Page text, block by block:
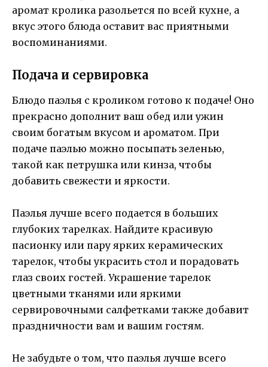
аромат кролика разольется по всей кухне, а
вкус этого блюда оставит вас приятными
воспоминаниями.
Подача и сервировка
Блюдо паэлья с кроликом готово к подаче! Оно
прекрасно дополнит ваш обед или ужин
своим богатым вкусом и ароматом. При
подаче паэлью можно посыпать зеленью,
такой как петрушка или кинза, чтобы
добавить свежести и яркости.
Паэлья лучше всего подается в больших
глубоких тарелках. Найдите красивую
пасионку или пару ярких керамических
тарелок, чтобы украсить стол и порадовать
глаз своих гостей. Украшение тарелок
цветными тканями или яркими
сервировочными салфетками также добавит
праздничности вам и вашим гостям.
Не забудьте о том, что паэлья лучше всего